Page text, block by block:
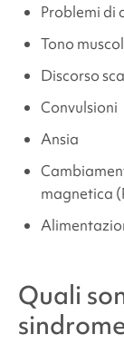
Problemi di
Tono
Discorso
Convulsioni
Ansia
magnetica
Quali